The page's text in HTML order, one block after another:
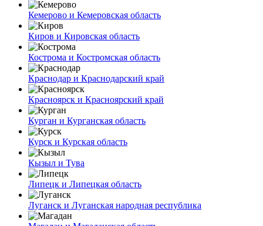
Кемерово и Кемеровская область
Киров и Кировская область
Кострома и Костромская область
Краснодар и Краснодарский край
Красноярск и Красноярский край
Курган и Курганская область
Курск и Курская область
Кызыл и Тува
Липецк и Липецкая область
Луганск и Луганская народная республика